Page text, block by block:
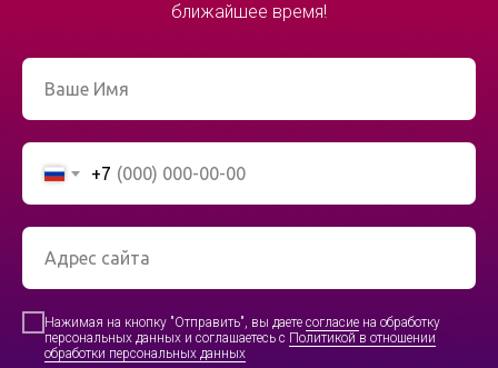
ближайшее время!
+7
Нажимая на кнопку "Отправить", вы даете согласие на обработку
персональных данных и соглашаетесь с Политикой в отношении
обработки персональных данных